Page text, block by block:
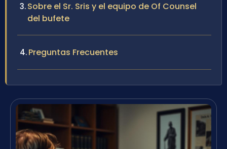
Sobre el Sr. Sris y el equipo de Of Counsel
del bufete
Preguntas Frecuentes